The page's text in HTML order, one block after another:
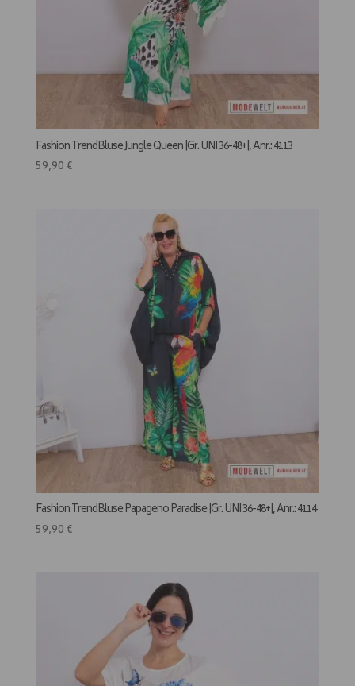
Fashion TrendBluse Jungle Queen |Gr. UNI 36-48+|, Anr.: 4113
59,90 €
Fashion TrendBluse Papageno Paradise |Gr. UNI 36-48+|, Anr.: 4114
59,90 €